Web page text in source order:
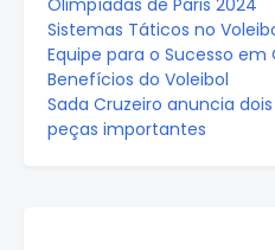
Olimpíadas de Paris 2024
Sistemas Táticos no
Equipe para o Sucesso em
Benefícios do Voleibol
Sada Cruzeiro anuncia
peças importantes